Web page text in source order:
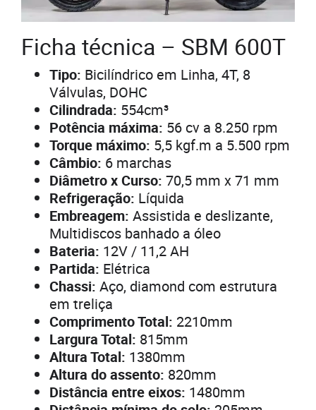
Ficha técnica – SBM 600T
Tipo: Bicilíndrico em Linha, 4T, 8
Válvulas, DOHC
Cilindrada: 554cm³
Potência máxima: 56 cv a 8.250 rpm
Torque máximo: 5,5 kgf.m a 5.500 rpm
Câmbio: 6 marchas
Diâmetro x Curso: 70,5 mm x 71 mm
Refrigeração: Líquida
Embreagem: Assistida e deslizante,
Multidiscos banhado a óleo
Bateria: 12V / 11,2 AH
Partida: Elétrica
Chassi: Aço, diamond com estrutura
em treliça
Comprimento Total: 2210mm
Largura Total: 815mm
Altura Total: 1380mm
Altura do assento: 820mm
Distância entre eixos: 1480mm